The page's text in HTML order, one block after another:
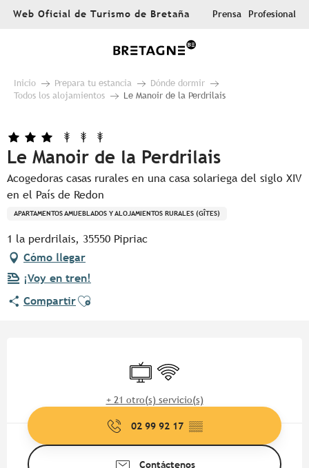
AllerWeb Oficial de Turismo de Bretaña Prensa Profesional
Inicio Prepara tu estancia
Dónde dormir
Todos los alojamientos
Le Manoir de la Perdrilais
Le Manoir de la Perdrilais
Acogedoras casas rurales en una casa solariega del siglo XIV
en el País de Redon
APARTAMENTOS AMUEBLADOS Y ALOJAMIENTOS RURALES (GÎTES)
1 la perdrilais, 35550 Pipriac
Cómo llegar
¡Voy en tren!
CompartirAjouter aux favoris
Televisión
Wifi
+ 21 otro(s) servicio(s)
02 99 92 17 ▒▒
Contáctenos